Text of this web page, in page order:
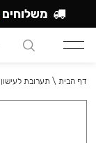
דף הבית \ תערובת לעישון
משלוחים